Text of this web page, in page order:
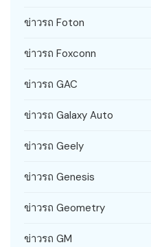
ข่าวรถ Foton
ข่าวรถ Foxconn
ข่าวรถ GAC
ข่าวรถ Galaxy Auto
ข่าวรถ Geely
ข่าวรถ Genesis
ข่าวรถ Geometry
ข่าวรถ GM